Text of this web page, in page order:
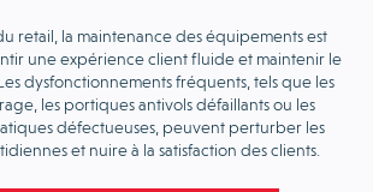
retail, la maintenance des équipements est
une expérience client fluide et maintenir le
dysfonctionnements fréquents, tels que les
les portiques antivols défaillants ou les
défectueuses, peuvent perturber les
et nuire à la satisfaction des clients.